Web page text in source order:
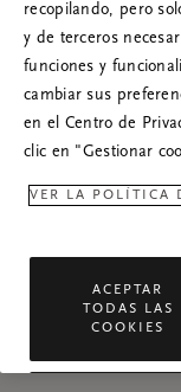
recopilando, pero
y de terceros
funciones y
cambiar sus
en el Centro de
clic en "Gestionar
VER LA POLÍTICA
ACEPTAR
TODAS LAS
COOKIES